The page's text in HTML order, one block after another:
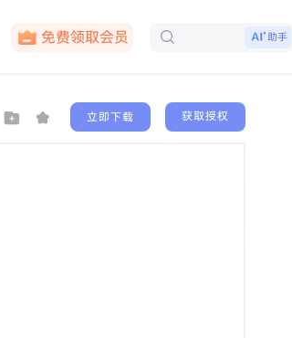
免费领取会员
助手
立即下载 获取授权